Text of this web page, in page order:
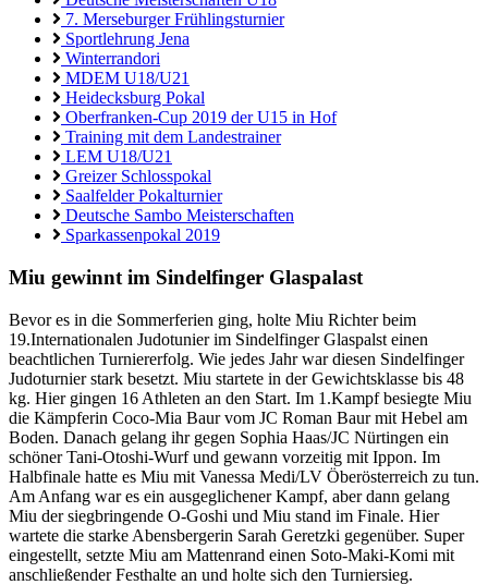
7. Merseburger Frühlingsturnier
Sportlehrung Jena
Winterrandori
MDEM U18/U21
Heidecksburg Pokal
Oberfranken-Cup 2019 der U15 in Hof
Training mit dem Landestrainer
LEM U18/U21
Greizer Schlosspokal
Saalfelder Pokalturnier
Deutsche Sambo Meisterschaften
Sparkassenpokal 2019
Miu gewinnt im Sindelfinger Glaspalast
Bevor es in die Sommerferien ging, holte Miu Richter beim
19.Internationalen Judotunier im Sindelfinger Glaspalst einen
beachtlichen Turniererfolg. Wie jedes Jahr war diesen Sindelfinger
Judoturnier stark besetzt. Miu startete in der Gewichtsklasse bis 48
kg. Hier gingen 16 Athleten an den Start. Im 1.Kampf besiegte Miu
die Kämpferin Coco-Mia Baur vom JC Roman Baur mit Hebel am
Boden. Danach gelang ihr gegen Sophia Haas/JC Nürtingen ein
schöner Tani-Otoshi-Wurf und gewann vorzeitig mit Ippon. Im
Halbfinale hatte es Miu mit Vanessa Medi/LV Öberösterreich zu tun.
Am Anfang war es ein ausgeglichener Kampf, aber dann gelang
Miu der siegbringende O-Goshi und Miu stand im Finale. Hier
wartete die starke Abensbergerin Sarah Geretzki gegenüber. Super
eingestellt, setzte Miu am Mattenrand einen Soto-Maki-Komi mit
anschließender Festhalte an und holte sich den Turniersieg.